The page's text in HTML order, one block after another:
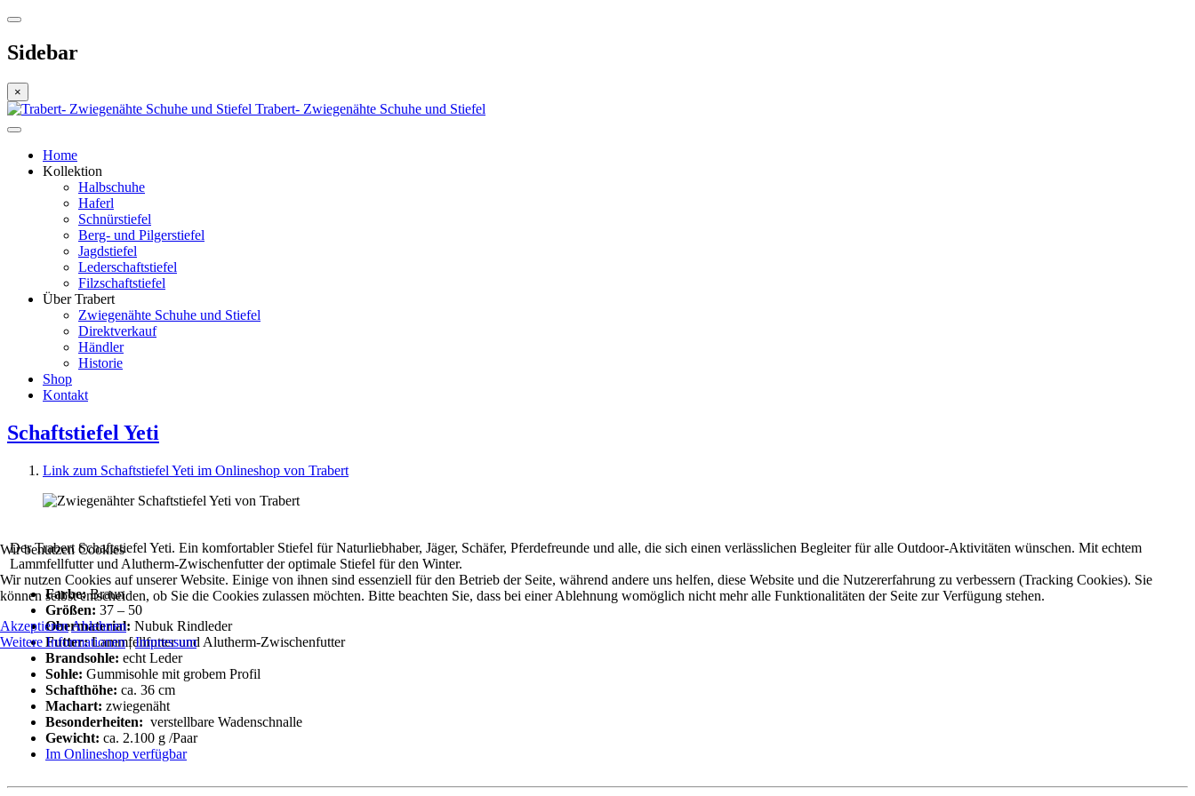
Sidebar
×
Trabert- Zwiegenähte Schuhe und Stiefel
Home
Kollektion
Halbschuhe
Haferl
Schnürstiefel
Berg- und Pilgerstiefel
Jagdstiefel
Lederschaftstiefel
Filzschaftstiefel
Über Trabert
Zwiegenähte Schuhe und Stiefel
Direktverkauf
Händler
Historie
Shop
Kontakt
Schaftstiefel Yeti
Link zum Schaftstiefel Yeti im Onlineshop von Trabert
Der Trabert Schaftstiefel Yeti. Ein komfortabler Stiefel für Naturliebhaber, Jäger, Schäfer, Pferdefreunde und alle, die sich einen verlässlichen Begleiter für alle Outdoor-Aktivitäten wünschen. Mit echtem
Lammfellfutter und Alutherm-Zwischenfutter der optimale Stiefel für den Winter.
Farbe:Braun
Größen: 37 – 50
Obermaterial: Nubuk Rindleder
Futter:Lammfellfutter und Alutherm-Zwischenfutter
Brandsohle: echt Leder
Sohle: Gummisohle mit grobem Profil
Schafthöhe: ca. 36 cm
Machart: zwiegenäht
Besonderheiten: verstellbare Wadenschnalle
Gewicht: ca. 2.100 g /Paar
Im Onlineshop verfügbar
Wir benutzen Cookies
Wir nutzen Cookies auf unserer Website. Einige von ihnen sind essenziell für den Betrieb der Seite, während andere uns helfen, diese Website und die Nutzererfahrung zu verbessern (Tracking Cookies). Sie
können selbst entscheiden, ob Sie die Cookies zulassen möchten. Bitte beachten Sie, dass bei einer Ablehnung womöglich nicht mehr alle Funktionalitäten der Seite zur Verfügung stehen.
AkzeptierenAblehnen
Weitere Informationen|Impressum